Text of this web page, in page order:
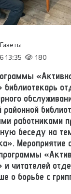
13:35
180
библиотекарь
районной
работниками
беседу на
Мероприятие
и читателей
о борьбе с